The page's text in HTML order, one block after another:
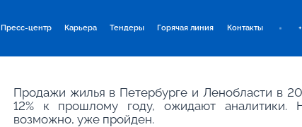
Пресс-центр Карьера Тендеры Горячая линия Контакты
Продажи жилья в Петербурге и Ленобласти в
12% к прошлому году, ожидают
возможно, уже пройден.